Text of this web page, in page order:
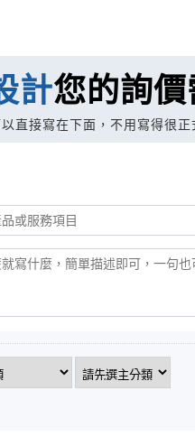
計您的詢
直接寫在下面，不用寫得很